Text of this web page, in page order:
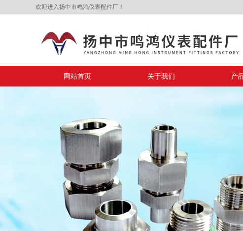
欢迎进入扬中市鸣鸿仪表配件厂！
网站首页 关于我们 产